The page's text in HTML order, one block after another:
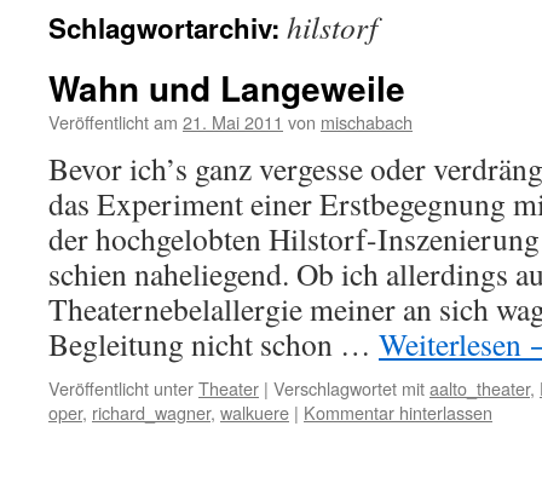
Schlagwortarchiv: hilstorf
Wahn und Langeweile
Veröffentlicht am 21. Mai 2011 von mischabach
Bevor ich’s ganz vergesse oder
das Experiment einer Erstbegegnung
der hochgelobten Hilstorf-
schien naheliegend. Ob ich allerdings
Theaternebelallergie meiner an sich
Begleitung nicht schon … Weiterlesen
Veröffentlicht unterTheater | Verschlagwortet mitaalto_theater,
oper, richard_wagner, walkuere | Kommentar hinterlassen